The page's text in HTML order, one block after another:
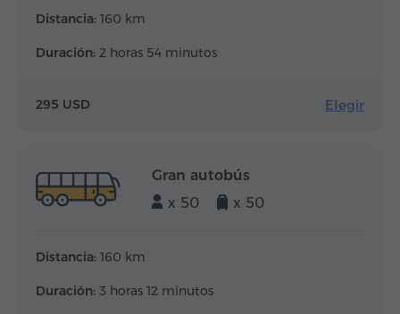
Distancia: 160 km
Duración: 2 horas 54 minutos
295 USD Elegir
Gran autobús
x 50
x 50
Distancia: 160 km
Duración: 3 horas 12 minutos